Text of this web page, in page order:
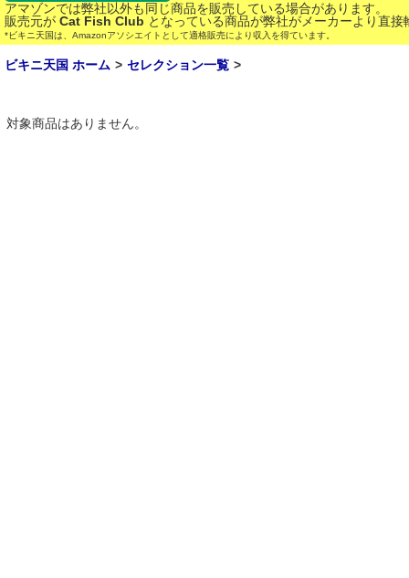
アマゾンでは弊社以外も同じ商品を販売している場合があります。
販売元が Cat Fish Club となっている商品が弊社がメーカーより直
*ビキニ天国は、Amazonアソシエイトとして適格販売により収入を得ています。
ビキニ天国 ホーム セレクション一覧
対象商品はありません。